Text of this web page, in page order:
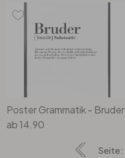
Poster Grammatik - Bruder
ab14.90